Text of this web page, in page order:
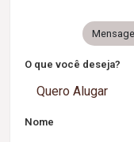
O que você deseja?
Quero Alugar
Nome